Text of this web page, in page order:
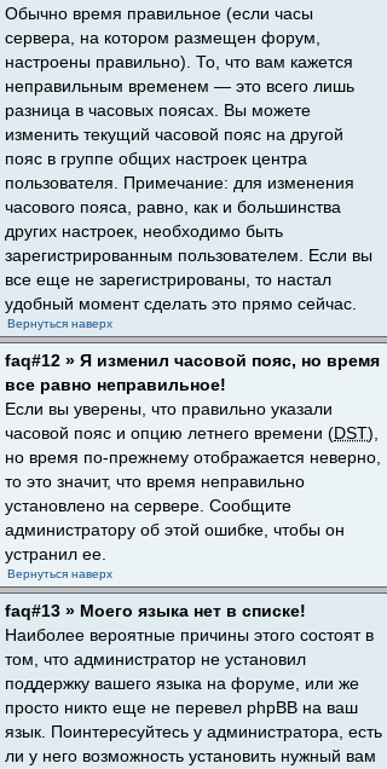
Обычно время правильное (если часы
сервера, на котором размещен форум,
настроены правильно). То, что вам кажется
неправильным временем — это всего лишь
разница в часовых поясах. Вы можете
изменить текущий часовой пояс на другой
пояс в группе общих настроек центра
пользователя. Примечание: для изменения
часового пояса, равно, как и большинства
других настроек, необходимо быть
зарегистрированным пользователем. Если вы
все еще не зарегистрированы, то настал
удобный момент сделать это прямо сейчас.
Вернуться наверх
faq#12 » Я изменил часовой пояс, но время
все равно неправильное!
Если вы уверены, что правильно указали
часовой пояс и опцию летнего времени (DST),
но время по-прежнему отображается неверно,
то это значит, что время неправильно
установлено на сервере. Сообщите
администратору об этой ошибке, чтобы он
устранил ее.
Вернуться наверх
faq#13 » Моего языка нет в списке!
Наиболее вероятные причины этого состоят в
том, что администратор не установил
поддержку вашего языка на форуме, или же
просто никто еще не перевел phpBB на ваш
язык. Поинтересуйтесь у администратора, есть
ли у него возможность установить нужный вам